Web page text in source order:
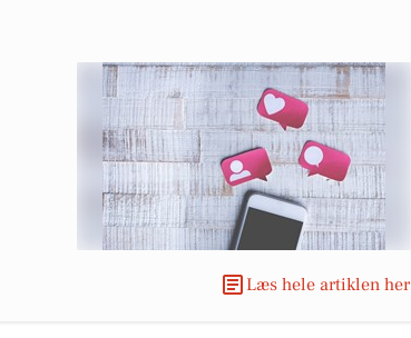
Læs hele artiklen her